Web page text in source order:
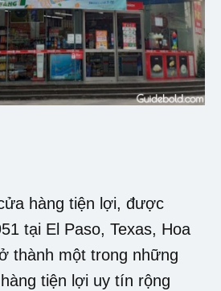
hàng tiện lợi, được
tại El Paso, Texas, Hoa
thành một trong những
tiện lợi uy tín rộng